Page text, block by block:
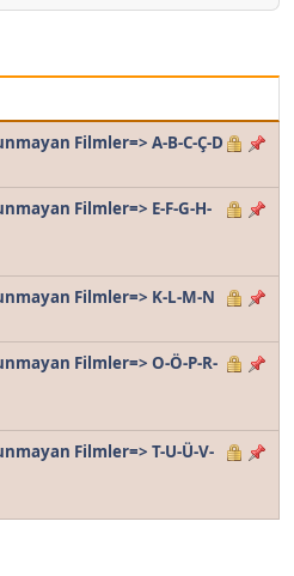
Filmler=> A-B-C-Ç-D
Filmler=> E-F-G-H-
Filmler=> K-L-M-N
Filmler=> O-Ö-P-R-
Filmler=> T-U-Ü-V-